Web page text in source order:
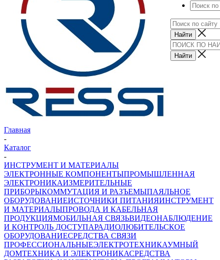
Главная
-
Каталог
-
ИНСТРУМЕНТ И МАТЕРИАЛЫ
ЭЛЕКТРОННЫЕ КОМПОНЕНТЫПРОМЫШЛЕННАЯ
ЭЛЕКТРОНИКАИЗМЕРИТЕЛЬНЫЕ
ПРИБОРЫКОММУТАЦИЯ И РАЗЪЕМЫПАЯЛЬНОЕ
ОБОРУДОВАНИЕИСТОЧНИКИ ПИТАНИЯИНСТРУМЕНТ
И МАТЕРИАЛЫПРОВОДА И КАБЕЛЬНАЯ
ПРОДУКЦИЯМОБИЛЬНАЯ СВЯЗЬВИДЕОНАБЛЮДЕНИЕ
И КОНТРОЛЬ ДОСТУПАРАДИОЛЮБИТЕЛЬСКОЕ
ОБОРУДОВАНИЕСРЕДСТВА СВЯЗИ
ПРОФЕССИОНАЛЬНЫЕЭЛЕКТРОТЕХНИКАУМНЫЙ
ДОМТЕХНИКА И ЭЛЕКТРОНИКАСРЕДСТВА